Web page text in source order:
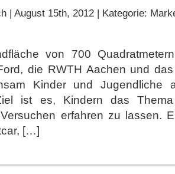
| August 15th, 2012 | Kategorie:
von 700
die RWTH Aachen und
Kinder und Jugendliche
ist es, Kindern das
erfahren zu lassen.
[…]